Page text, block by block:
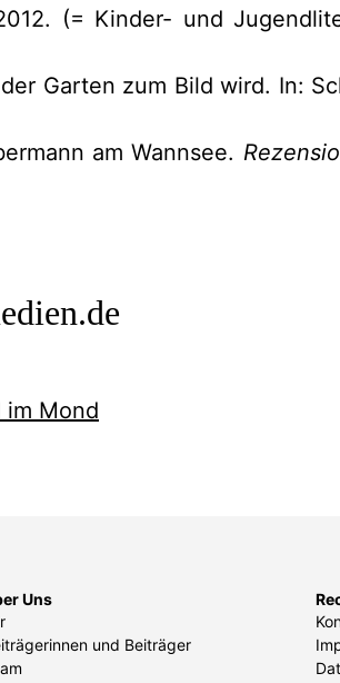
(= Kinder- und
Garten zum Bild wird. In:
am Wannsee.
im Mond
Uns
und Beiträger